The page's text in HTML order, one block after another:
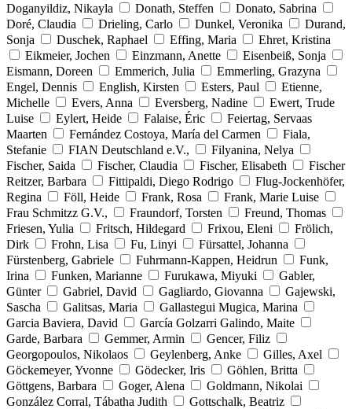
Doganyildiz, Nikayla
Donath, Steffen
Donato, Sabrina
Doré, Claudia
Drieling, Carlo Dunkel, Veronika
Durand,
Sonja
Duschek, Raphael Effing, Maria
Ehret, Kristina
Eikmeier, Jochen
Einzmann, Anette
Eisenbeiß, Sonja
Eismann, Doreen
Emmerich, Julia
Emmerling, Grazyna
Engel, Dennis
English, Kirsten Esters, Paul
Etienne,
Michelle
Evers, Anna Eversberg, Nadine
Ewert, Trude
Luise
Eylert, Heide Falaise, Éric
Feiertag, Servaas
Maarten
Fernández Costoya, María del Carmen
Fiala,
Stefanie
FIAN Deutschland e.V.,
Filyanina, Nelya
Fischer, Saida
Fischer, Claudia Fischer, Elisabeth
Fischer
Reitzer, Barbara
Fittipaldi, Diego Rodrigo
Flug-Jockenhöfer,
Regina
Föll, Heide Frank, Rosa
Frank, Marie Luise
Frau Schmitzz G.V.,
Fraundorf, Torsten
Freund, Thomas
Friesen, Yulia
Fritsch, Hildegard Frixou, Eleni
Frölich,
Dirk
Frohn, Lisa Fu, Linyi
Fürsattel, Johanna
Fürstenberg, Gabriele
Fuhrmann-Kappen, Heidrun
Funk,
Irina
Funken, Marianne Furukawa, Miyuki
Gabler,
Günter
Gabriel, David Gagliardo, Giovanna
Gajewski,
Sascha
Galitsas, Maria
Gallastegui Mugica, Marina
Garcia Baviera, David
García Golzarri Galindo, Maite
Garde, Barbara
Gemmer, Armin
Gencer, Filiz
Georgopoulos, Nikolaos
Geylenberg, Anke
Gilles, Axel
Göckemeyer, Yvonne
Gödecker, Iris
Göhlen, Britta
Göttgens, Barbara
Goger, Alena
Goldmann, Nikolai
González Corral, Tábatha Judith
Gottschalk, Beatriz